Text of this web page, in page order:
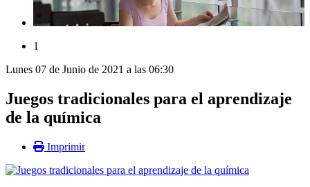
1
Lunes 07 de Junio de 2021 a las 06:30
Juegos tradicionales para el aprendizaje
de la química
Imprimir